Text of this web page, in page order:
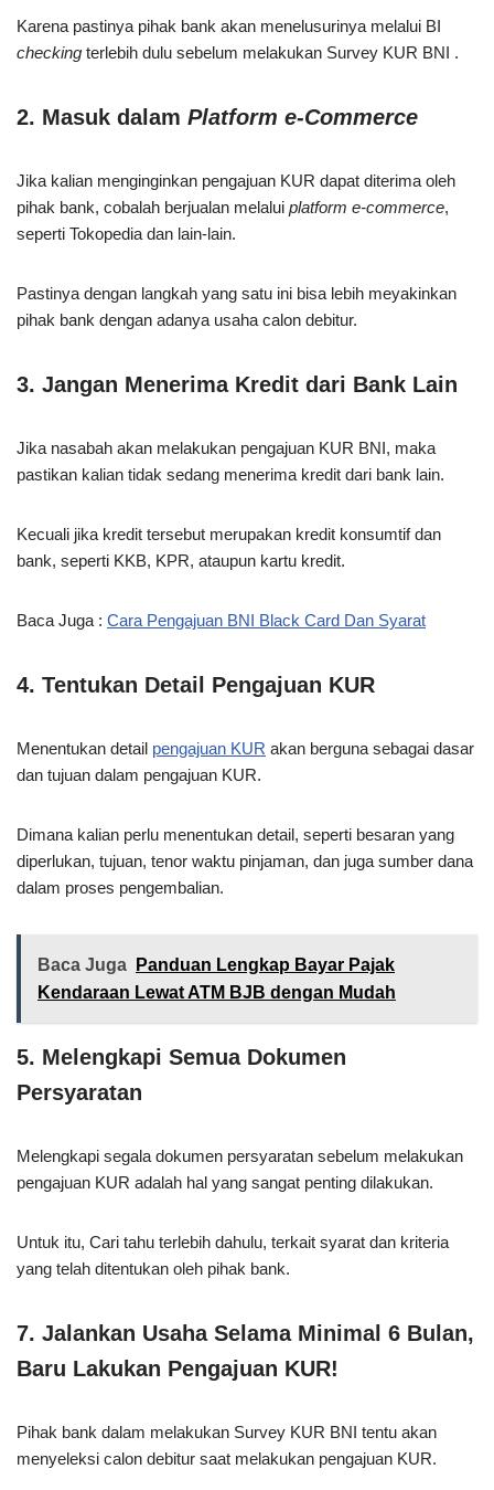
Karena pastinya pihak bank akan menelusurinya melalui BI
checking terlebih dulu sebelum melakukan Survey KUR BNI .
2. Masuk dalam Platform e-Commerce
Jika kalian menginginkan pengajuan KUR dapat diterima oleh
pihak bank, cobalah berjualan melalui platform e-commerce,
seperti Tokopedia dan lain-lain.
Pastinya dengan langkah yang satu ini bisa lebih meyakinkan
pihak bank dengan adanya usaha calon debitur.
3. Jangan Menerima Kredit dari Bank Lain
Jika nasabah akan melakukan pengajuan KUR BNI, maka
pastikan kalian tidak sedang menerima kredit dari bank lain.
Kecuali jika kredit tersebut merupakan kredit konsumtif dan
bank, seperti KKB, KPR, ataupun kartu kredit.
Baca Juga : Cara Pengajuan BNI Black Card Dan Syarat
4. Tentukan Detail Pengajuan KUR
Menentukan detail pengajuan KUR akan berguna sebagai dasar
dan tujuan dalam pengajuan KUR.
Dimana kalian perlu menentukan detail, seperti besaran yang
diperlukan, tujuan, tenor waktu pinjaman, dan juga sumber dana
dalam proses pengembalian.
Baca Juga
Panduan Lengkap Bayar Pajak
Kendaraan Lewat ATM BJB dengan Mudah
5. Melengkapi Semua Dokumen
Persyaratan
Melengkapi segala dokumen persyaratan sebelum melakukan
pengajuan KUR adalah hal yang sangat penting dilakukan.
Untuk itu, Cari tahu terlebih dahulu, terkait syarat dan kriteria
yang telah ditentukan oleh pihak bank.
7. Jalankan Usaha Selama Minimal 6 Bulan,
Baru Lakukan Pengajuan KUR!
Pihak bank dalam melakukan Survey KUR BNI tentu akan
menyeleksi calon debitur saat melakukan pengajuan KUR.